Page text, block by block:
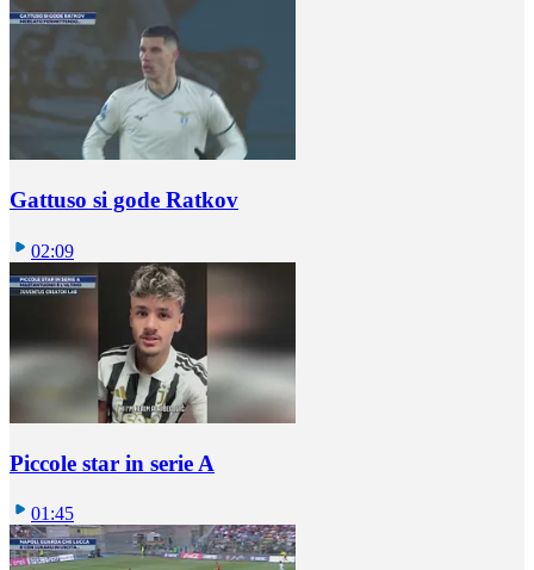
Gattuso si gode Ratkov
02:09
Piccole star in serie A
01:45